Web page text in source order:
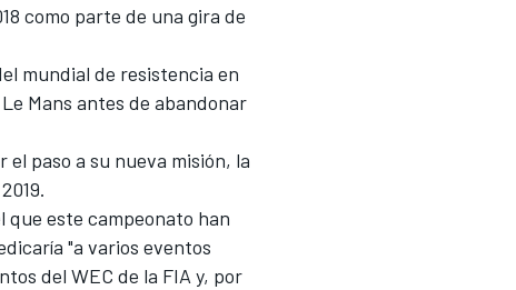
como parte de una gira de
mundial de resistencia en
Mans antes de abandonar
paso a su nueva misión, la
que este campeonato han
"a varios eventos
del WEC de la FIA y, por